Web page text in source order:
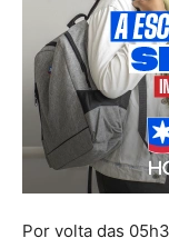
Por volta das